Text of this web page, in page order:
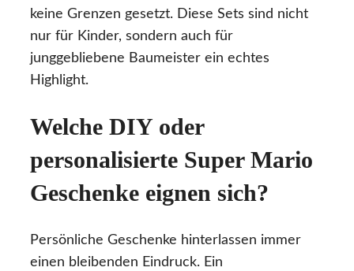
keine Grenzen gesetzt. Diese Sets sind nicht
nur für Kinder, sondern auch für
junggebliebene Baumeister ein echtes
Highlight.
Welche DIY oder
personalisierte Super Mario
Geschenke eignen sich?
Persönliche Geschenke hinterlassen immer
einen bleibenden Eindruck. Ein